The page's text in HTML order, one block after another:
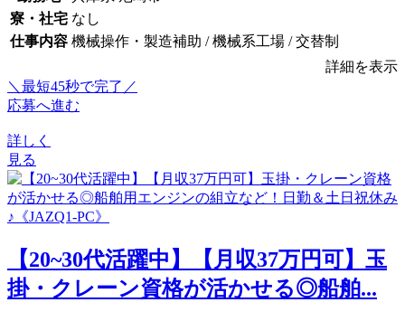
寮・社宅 なし
仕事内容 機械操作・製造補助 / 機械系工場 / 交替制
詳細を表示
＼最短45秒で完了／
応募へ進む
詳しく
見る
【20~30代活躍中】【月収37万円可】玉
掛・クレーン資格が活かせる◎船舶...